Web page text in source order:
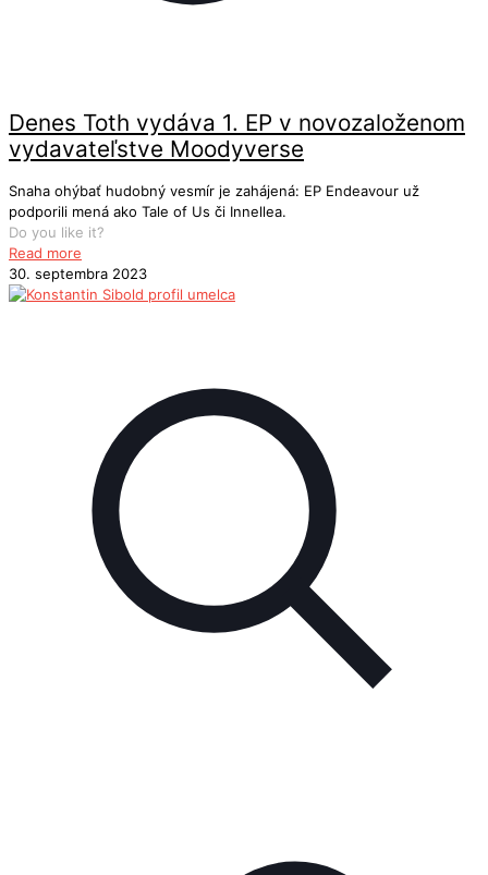
Denes Toth vydáva 1. EP v novozaloženom
vydavateľstve Moodyverse
Snaha ohýbať hudobný vesmír je zahájená: EP Endeavour už
podporili mená ako Tale of Us či Innellea.
Do you like it?
Read more
30. septembra 2023